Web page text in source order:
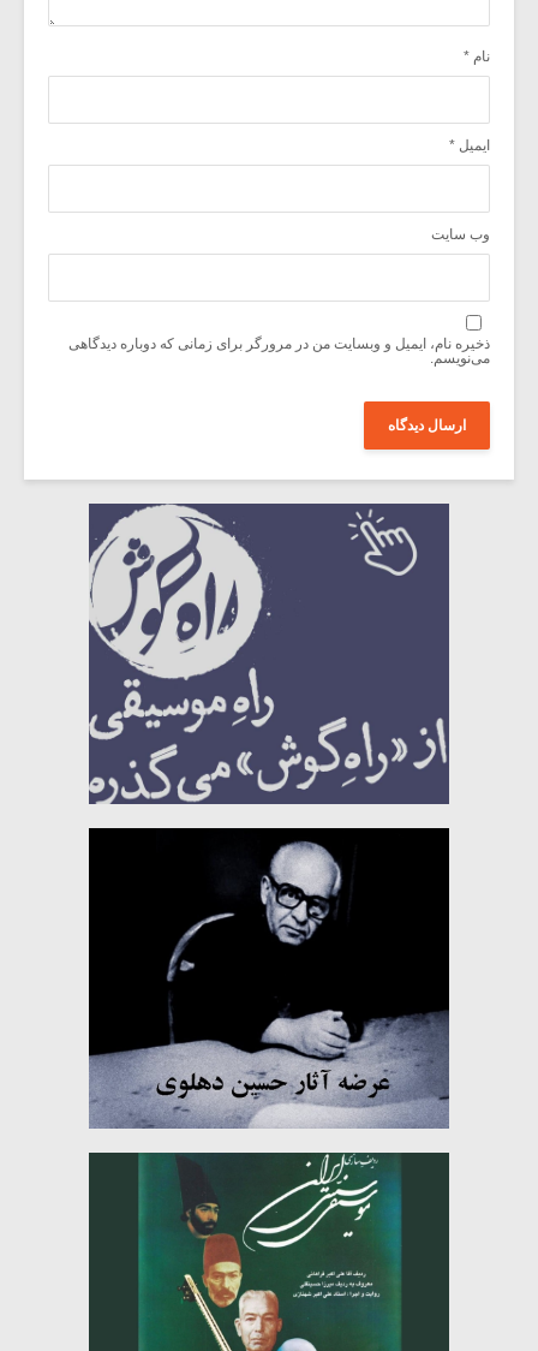
نام *
ایمیل *
وب‌ سایت
ذخیره نام، ایمیل و وبسایت من در مرورگر برای زمانی که دوباره دیدگاهی
می‌نویسم.